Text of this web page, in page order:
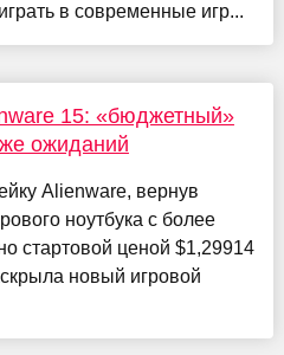
в современные игр...
15: «бюджетный»
ожиданий
Alienware, вернув
ноутбука с более
стартовой ценой $1,29914
новый игровой